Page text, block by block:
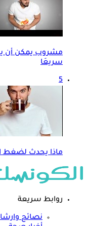
مشروب يمكن أن
سريعَا
5
ماذا يحدث لضغط
روابط سريعة
نصائح